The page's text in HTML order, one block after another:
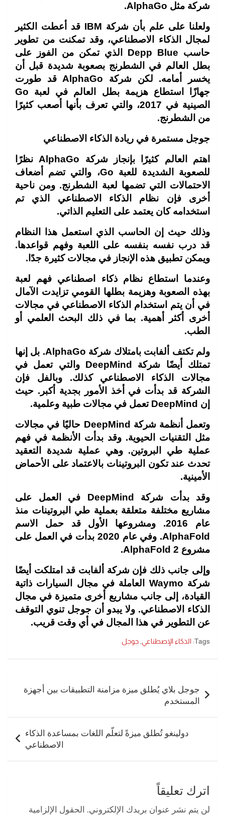
شركة مثل
ولعلنا على علم بأن شركة
IBM قد أعطت الكثير
لمجال الذكاء الاصطناعي، وقد تمكنت من تطوير
حاسب Depp Blue الذي تمكن من الفوز على
بطل العالم في الشطرنج بصعوبة شديدة قبل أن
يخسر أمامه. لكن شركة AlphaGo قد طورت
جهازًا استطاع هزيمة بطل العالم في لعبة Go
الصينية في 2017، والتي تعرف بأنها أصعب كثيرًا
من الشطرنج.
جوجل مستمرة في ريادة الذكاء الاصطناعي
اهتم العالم كثيرًا بإنجاز شركة
AlphaGo نظرًا
للصعوبة الشديدة للعبة Go، والتي تضم أضعاف
الاحتمالات التي تضمها لعبة الشطرنج. ومن ناحية
أخرى فإن نظام الذكاء الاصطناعي الذي تم
استخدامه كان يعتمد على التعليم الذاتي.
وذلك حيث إن الحاسب الذي استعمل هذا النظام
قد درب نفسه بنفسه على اللعبة وفهم قواعدها.
ويمكن تطبيق هذه الإنجاز في مجالات كثيرة جدًا .
وعندما استطاع نظام ذكاء اصطناعي فهم لعبة
بهذه الصعوبة وهزيمة بطلها القومي تزايدت الآمال
في أن يتم استخدام الذكاء الاصطناعي في مجالات
أخرى أكثر أهمية. بما في ذلك البحث العلمي أو
الطب.
ولم تكتف ألفابت بامتلاك شركة
AlphaGo. بل إنها
تمتلك أيضًا شركة DeepMind والتي تعمل في
مجالات الذكاء الاصطناعي كذلك. وبالفل فإن
الشركة قد بدأت في أخذ الأمور بجدية أكبر. حيث
إن DeepMind تعمل في مجالات طبية وعلمية.
وتعمل أنظمة شركة
DeepMind حاليًا في مجالات
مثل التقنيات الحيوية. وقد بدأت الأنظمة في فهم
عملية طي البروتين. وهي عملية شديدة التعقيد
تحدث عند تكون البروتينات بالاعتماد على الأحماض
الأمينية.
وقد بدأت شركة
DeepMind في العمل على
مشاريع مختلفة متعلقة بعملية طي البروتينات منذ
عام 2016. ومشروعها الأول قد حمل الاسم
AlphaFold. وفي عام 2020 بدأت في العمل على
مشروع AlphaFold 2.
وإلى جانب ذلك فإن شركة ألفابت قد امتلكت أيضًا
شركة
Waymo العاملة في مجال السيارات ذاتية
القيادة، إلى جانب مشاريع أخرى متميزة في مجال
الذكاء الاصطناعي. ولا يبدو أن جوجل تنوي التوقف
عن التطوير في هذا المجال في أي وقت قريب.
Tags: الذكاء الإصطناعي, جوجل
المقالاتجوجل بلاي يُطلق ميزة مزامنة التطبيقات بين أجهزة
المستخدم
دولينغو تُطلق ميزةً لتعلّم اللغات بمساعدة الذكاء
الاصطناعي
اترك تعليقاً
لن يتم نشر عنوان بريدك الإلكتروني. الحقول الإلزامية